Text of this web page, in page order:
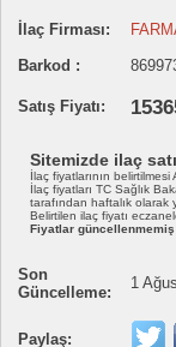
İlaç Firması:
Barkod :
Satış Fiyatı:
Sitemizde ilaç
İlaç fiyatlarının belirtilmesi
İlaç fiyatları TC Sağlık
tarafından haftalık olarak
Belirtilen ilaç fiyatı
Fiyatlar güncellenmemiş
Son
Güncelleme:
1
Paylaş: